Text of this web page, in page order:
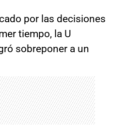
por las decisiones
tiempo, la U
sobreponer a un